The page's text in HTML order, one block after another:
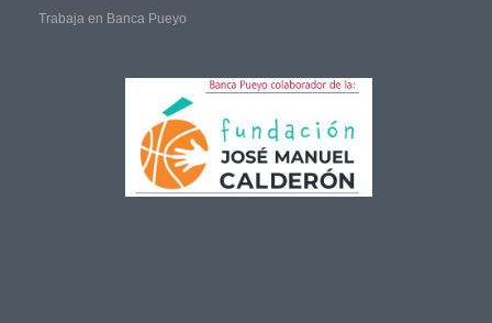
Trabaja en Banca Pueyo